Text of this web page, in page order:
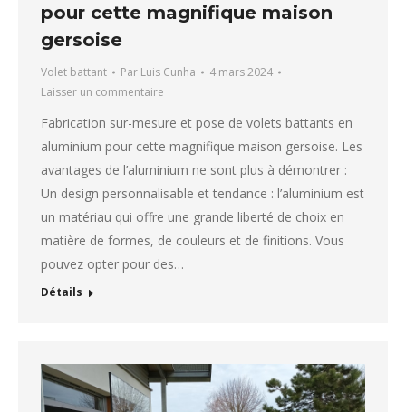
pour cette magnifique maison
gersoise
Volet battant Par Luis Cunha
4 mars 2024
Laisser un commentaire
Fabrication sur-mesure et pose de volets battants en
aluminium pour cette magnifique maison gersoise. Les
avantages de l’aluminium ne sont plus à démontrer :
Un design personnalisable et tendance : l’aluminium est
un matériau qui offre une grande liberté de choix en
matière de formes, de couleurs et de finitions. Vous
pouvez opter pour des…
Détails